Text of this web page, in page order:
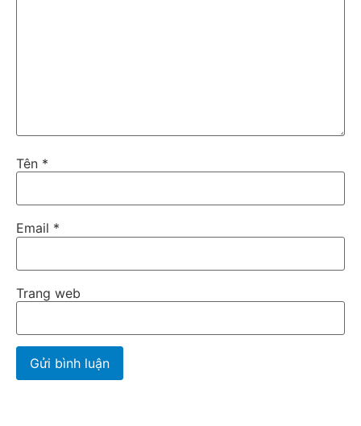
Tên *
Email *
Trang web